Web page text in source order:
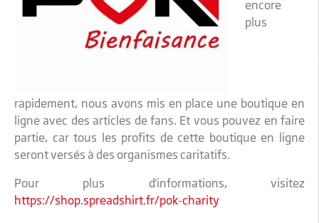
encore
plus
rapidement, nous avons mis en place une boutique en
ligne avec des articles de fans. Et vous pouvez en faire
partie, car tous les profits de cette boutique en ligne
seront versés à des organismes caritatifs.
Pour plus d'informations, visitez
https://shop.spreadshirt.fr/pok-charity